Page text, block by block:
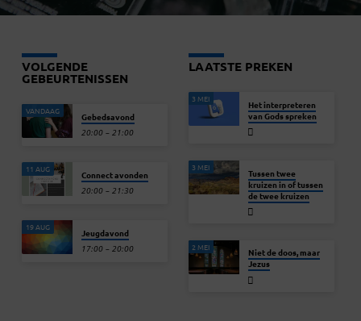
VOLGENDE
GEBEURTENISSEN
VANDAAG Gebedsavond
20:00 – 21:00
11 AUG Connect avonden
20:00 – 21:30
19 AUG Jeugdavond
17:00 – 20:00
LAATSTE PREKEN
3 MEI
Het interpreteren
van Gods spreken
3 MEI
Tussen twee
kruizen in of tussen
de twee kruizen
2 MEI
Niet de doos, maar
Jezus